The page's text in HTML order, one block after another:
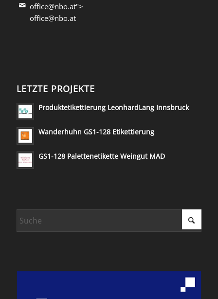
office@nbo.at">
office@nbo.at
LETZTE PROJEKTE
Produktetikettierung LeonhardLang Innsbruck
Wanderhuhn GS1-128 Etikettierung
GS1-128 Palettenetikette Weingut MAD